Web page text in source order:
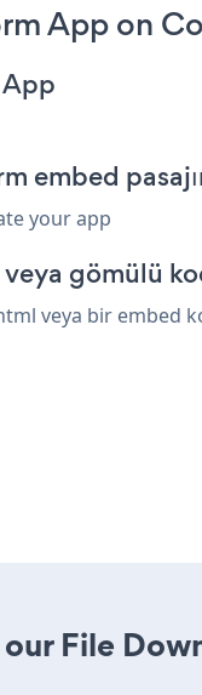
App on
embed
your app
gömülü
veya bir embed
File